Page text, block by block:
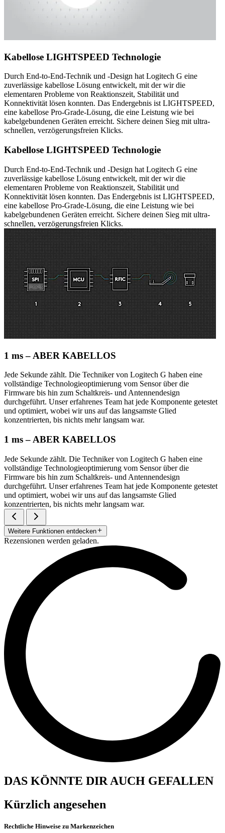
Kabellose LIGHTSPEED Technologie
Durch End-to-End-Technik und -Design hat Logitech G eine
zuverlässige kabellose Lösung entwickelt, mit der wir die
elementaren Probleme von Reaktionszeit, Stabilität und
Konnektivität lösen konnten. Das Endergebnis ist LIGHTSPEED,
eine kabellose Pro-Grade-Lösung, die eine Leistung wie bei
kabelgebundenen Geräten erreicht. Sichere deinen Sieg mit ultra-
schnellen, verzögerungsfreien Klicks.
Kabellose LIGHTSPEED Technologie
Durch End-to-End-Technik und -Design hat Logitech G eine
zuverlässige kabellose Lösung entwickelt, mit der wir die
elementaren Probleme von Reaktionszeit, Stabilität und
Konnektivität lösen konnten. Das Endergebnis ist LIGHTSPEED,
eine kabellose Pro-Grade-Lösung, die eine Leistung wie bei
kabelgebundenen Geräten erreicht. Sichere deinen Sieg mit ultra-
schnellen, verzögerungsfreien Klicks.
1 ms – ABER KABELLOS
Jede Sekunde zählt. Die Techniker von Logitech G haben eine
vollständige Technologieoptimierung vom Sensor über die
Firmware bis hin zum Schaltkreis- und Antennendesign
durchgeführt. Unser erfahrenes Team hat jede Komponente getestet
und optimiert, wobei wir uns auf das langsamste Glied
konzentrierten, bis nichts mehr langsam war.
1 ms – ABER KABELLOS
Jede Sekunde zählt. Die Techniker von Logitech G haben eine
vollständige Technologieoptimierung vom Sensor über die
Firmware bis hin zum Schaltkreis- und Antennendesign
durchgeführt. Unser erfahrenes Team hat jede Komponente getestet
und optimiert, wobei wir uns auf das langsamste Glied
konzentrierten, bis nichts mehr langsam war.
Weitere Funktionen entdecken
Rezensionen werden geladen.
DAS KÖNNTE DIR AUCH GEFALLEN
Kürzlich angesehen
Rechtliche Hinweise zu Markenzeichen